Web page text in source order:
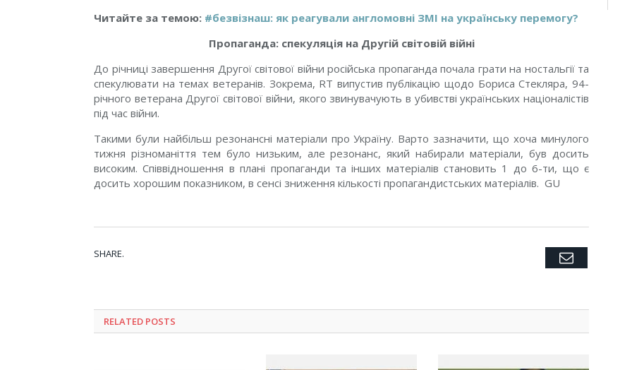
Читайте за темою: #безвізнаш: як реагували англомовні ЗМІ на українську перемогу?
Пропаганда: спекуляція на Другій світовій війні
До річниці завершення Другої світової війни російська пропаганда почала грати на ностальгії та
спекулювати на темах ветеранів. Зокрема, RT випустив публікацію щодо Бориса Стекляра, 94-
річного ветерана Другої світової війни, якого звинувачують в убивстві українських націоналістів
під час війни.
Такими були найбільш резонансні матеріали про Україну. Варто зазначити, що хоча минулого
тижня різноманіття тем було низьким, але резонанс, який набирали матеріали, був досить
високим. Співвідношення в плані пропаганди та інших матеріалів становить 1 до 6-ти, що є
досить хорошим показником, в сенсі зниження кількості пропагандистських матеріалів. GU
SHARE. Twitter
Facebook
Google+
Pinterest
LinkedIn
TumblrEmail
RELATED POSTS